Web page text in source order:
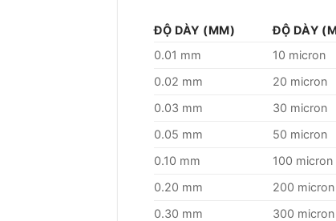
ĐỘ DÀY (MM) ĐỘ DÀY
0.01 mm
10 micron
0.02 mm
20 micron
0.03 mm
30 micron
0.05 mm
50 micron
0.10 mm
100 micron
0.20 mm
200 micron
0.30 mm
300 micron